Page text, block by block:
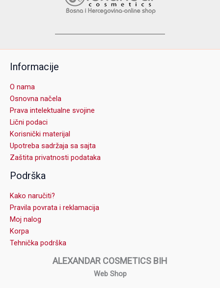
Informacije
O nama
Osnovna načela
Prava intelektualne svojine
Lični podaci
Korisnički materijal
Upotreba sadržaja sa sajta
Zaštita privatnosti podataka
Podrška
Kako naručiti?
Pravila povrata i reklamacija
Moj nalog
Korpa
Tehnička podrška
ALEXANDAR COSMETICS BIH
Web Shop